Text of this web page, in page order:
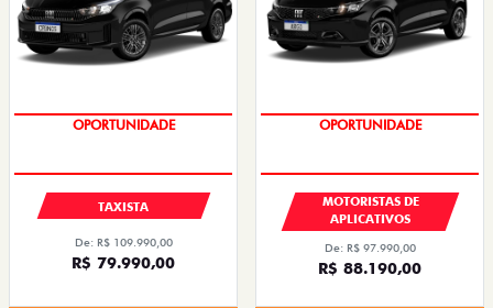
OPORTUNIDADE
TAXISTA
De: R$ 109.990,00
R$ 79.990,00
OPORTUNIDADE
MOTORISTAS DE
APLICATIVOS
De: R$ 97.990,00
R$ 88.190,00